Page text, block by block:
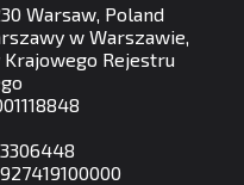
Warsaw, Poland
w Warszawie,
Krajowego Rejestru